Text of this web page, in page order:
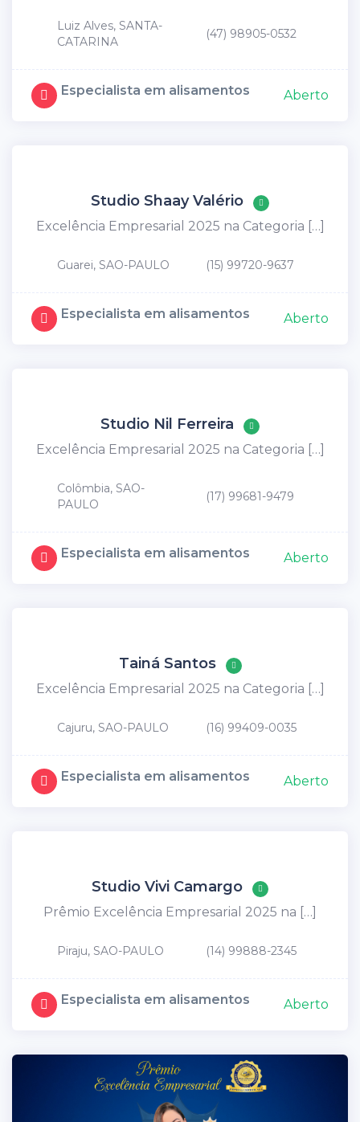
Luiz Alves, SANTA-
CATARINA
(47) 98905-0532
Especialista em alisamentos Aberto
Studio Shaay Valério
Excelência Empresarial 2025 na Categoria […]
Guarei, SAO-PAULO (15) 99720-9637
Especialista em alisamentos Aberto
Studio Nil Ferreira
Excelência Empresarial 2025 na Categoria […]
Colômbia, SAO-
PAULO
(17) 99681-9479
Especialista em alisamentos Aberto
Tainá Santos
Excelência Empresarial 2025 na Categoria […]
Cajuru, SAO-PAULO (16) 99409-0035
Especialista em alisamentos Aberto
Studio Vivi Camargo
Prêmio Excelência Empresarial 2025 na […]
Piraju, SAO-PAULO (14) 99888-2345
Especialista em alisamentos Aberto